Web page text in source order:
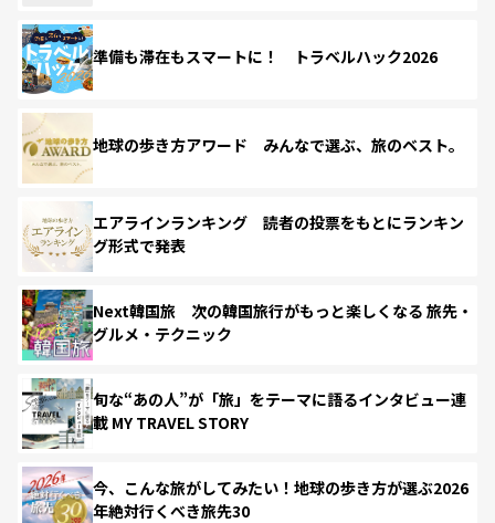
準備も滞在もスマートに！ トラベルハック2026
地球の歩き方アワード みんなで選ぶ、旅のベスト。
エアラインランキング 読者の投票をもとにランキン
グ形式で発表
Next韓国旅 次の韓国旅行がもっと楽しくなる 旅先・
グルメ・テクニック
旬な“あの人”が「旅」をテーマに語るインタビュー連
載 MY TRAVEL STORY
今、こんな旅がしてみたい！地球の歩き方が選ぶ2026
年絶対行くべき旅先30